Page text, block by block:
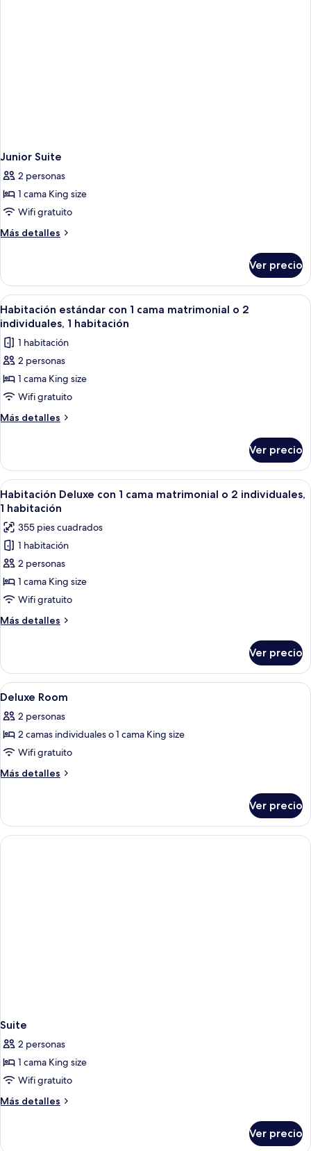
Junior Suite
2 personas
1 cama King size
Wifi gratuito
Más detalles
Más
Suite
Ver precio
Abrir
todas
las
fotos
de
Habitación
estándar
con
matrimonial
o
2
individuales,
1
habitación
Minibar, caja de seguridad en la
1
Habitación estándar con 1 cama matrimonial o 2
individuales, 1 habitación
1 habitación
2 personas
1 cama King size
Wifi gratuito
Más detalles
Más
estándar
con
1
cama
o
2
individuales,
habitación
Ver precio
Abrir
todas
las
fotos
de
Habitación
Deluxe
con
1
cama
o
individuales,
habitación
Minibar, caja de seguridad en la
1
Habitación Deluxe con 1 cama matrimonial o 2 individuales,
1 habitación
355 pies cuadrados
1 habitación
2 personas
1 cama King size
Wifi gratuito
Más detalles
Más
Deluxe
con
1
matrimonial
o
individuales,
1
habitación
Ver precio
Abrir
todas
las
fotos
de
Deluxe
Habitación de hotel con dos camas,
4
Deluxe Room
2 personas
2 camas individuales o 1 cama King size
Wifi gratuito
Más detalles
Más
Room
Ver precio
Suite
2 personas
1 cama King size
Wifi gratuito
Más detalles
Más
Ver precio